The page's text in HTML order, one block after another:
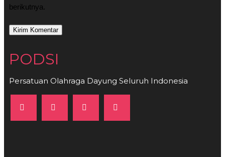
berikutnya.
PODSI
Persatuan Olahraga Dayung Seluruh Indonesia